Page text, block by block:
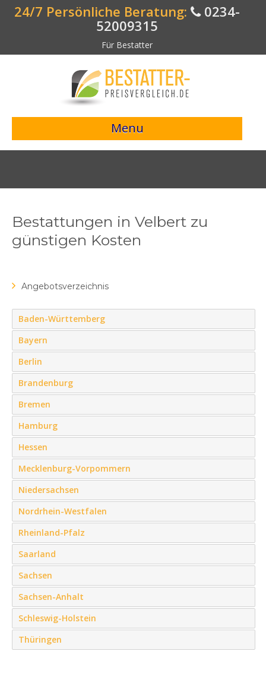
24/7 Persönliche Beratung:
0234-
52009315
Für Bestatter
Menu
> Preisvergleich starten <
Bestattungsvorsorge
Bestattungen in Velbert zu
günstigen Kosten
Angebotsverzeichnis
Baden-Württemberg
Bayern
Berlin
Brandenburg
Bremen
Hamburg
Hessen
Mecklenburg-Vorpommern
Niedersachsen
Nordrhein-Westfalen
Rheinland-Pfalz
Saarland
Sachsen
Sachsen-Anhalt
Schleswig-Holstein
Thüringen